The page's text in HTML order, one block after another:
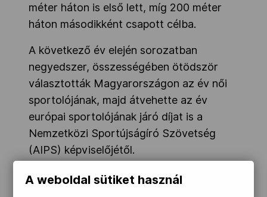
méter háton is első lett, míg 200 méter
háton másodikként csapott célba.
A következő év elején sorozatban
negyedszer, összességében ötödször
választották Magyarországon az év női
sportolójának, majd átvehette az év
európai sportolójának járó díjat is a
Nemzetközi Sportújságíró Szövetség
(AIPS) képviselőjétől.
Magyar sportoló ezt megelőzően 1992-
A weboldal sütiket használ